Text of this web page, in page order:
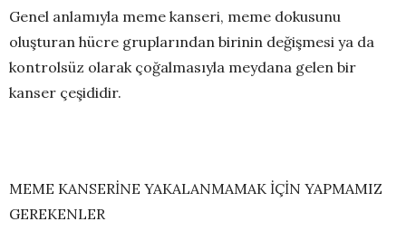
Genel anlamıyla meme kanseri, meme dokusunu
oluşturan hücre gruplarından birinin değişmesi ya da
kontrolsüz olarak çoğalmasıyla meydana gelen bir
kanser çeşididir.
MEME KANSERİNE YAKALANMAMAK İÇİN YAPMAMIZ
GEREKENLER